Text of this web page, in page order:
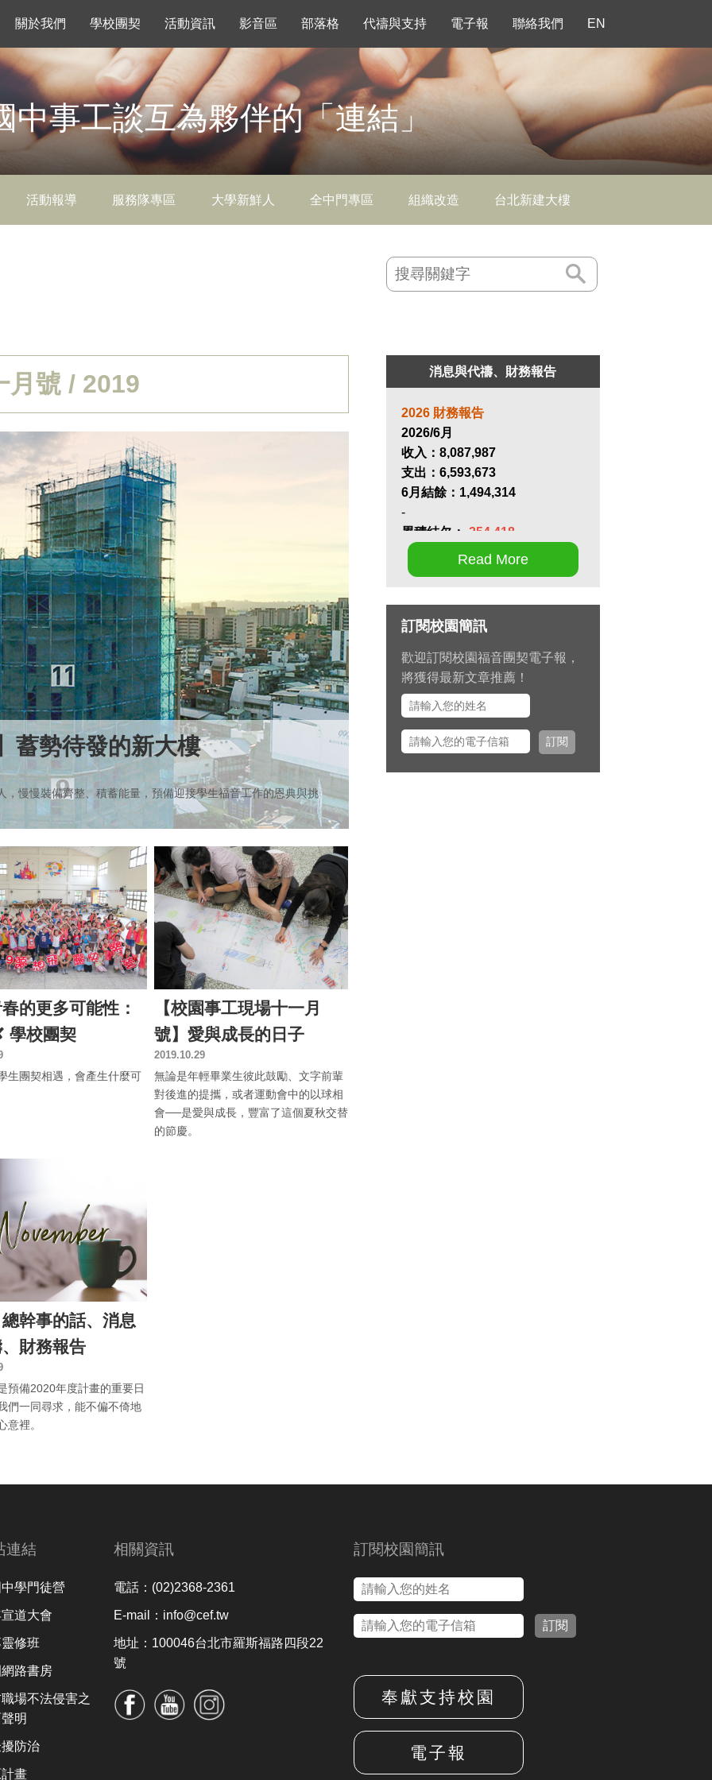
關於我們 學校團契 活動資訊 影音區 部落格 代禱與支持 電子報 聯絡我們 EN
事工談互為夥伴的「連結」
活動報導 服務隊專區 大學新鮮人 全中門專區 組織改造 台北新建大樓
月號 / 2019
蓄勢待發的新大樓
慢慢裝備齊整、積蓄能量，預備迎接學生福音工作的恩典與挑
的更多可能性：
學校團契
生團契相遇，會產生什麼可
【校園事工現場十一月
號】愛與成長的日子
2019.10.29
無論是年輕畢業生彼此鼓勵、文字前輩
對後進的提攜，或者運動會中的以球相
會──是愛與成長，豐富了這個夏秋交替
的節慶。
幹事的話、消息
財務報告
預備2020年度計畫的重要日
們一同尋求，能不偏不倚地
意裡。
消息與代禱、財務報告
2026 財務報告
2026/6月
收入： 8,087,987
支出： 6,593,673
6月結餘： 1,494,314
-
累積結欠：
-254,418
第十七屆畢業生同行營將於九月
推動禱告。
九月 15 日至十月 2 日期間，總
幹事左心泰牧師將與團契部主任
陳怡安傳道、大學事工組主任田
正平傳道一同前往美國多個城市
拜訪校園之友並舉辦校園之友
會，願主看顧出入平安、服事得
Read More
訂閱校園簡訊
歡迎訂閱校園福音團契電子報，
將獲得最新文章推薦！
訂閱
連結
學門徒營
道大會
修班
路書房
場不法侵害之
明
防治
畫
相關資訊
電話：(02)2368-2361
E-mail：info@cef.tw
地址：100046台北市羅斯福路四段22
號
訂閱校園簡訊
訂閱
奉獻支持校園
電子報